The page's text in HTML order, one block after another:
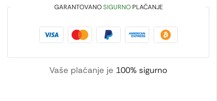
GARANTOVANOSIGURNOPLAĆANJE
Vaše plaćanje je 100% sigurno